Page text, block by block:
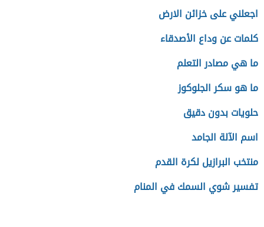
اجعلني على خزائن الارض
كلمات عن وداع الأصدقاء
ما هي مصادر التعلم
ما هو سكر الجلوكوز
حلويات بدون دقيق
اسم الآلة الجامد
منتخب البرازيل لكرة القدم
تفسير شوي السمك في المنام